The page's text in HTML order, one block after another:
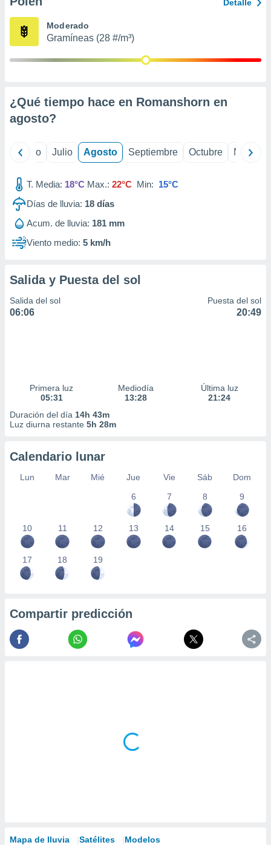
publicidad
1199
Detalle
Moderado
Gramíneas (28 #/m³)
¿Qué tiempo hace en Romanshorn en
agosto?
Junio Julio Agosto Septiembre Octubre
T. Media: 18°C Max.: 22°C Min: 15°C
Días de lluvia: 18 días
Acum. de lluvia: 181 mm
Viento medio: 5 km/h
Salida y Puesta del sol
Salida del sol
06:06
Puesta del sol
20:49
Primera luz
05:31
Mediodía
13:28
Última luz
21:24
Duración del día 14h 43m
Luz diurna restante 5h 28m
Calendario lunar
Lun Mar Mié Jue Vie Sáb
Dom
6
7 8 9
10 11 12 13 14 15 16
17 18 19
Compartir predicción
Mapa de lluvia Satélites Modelos